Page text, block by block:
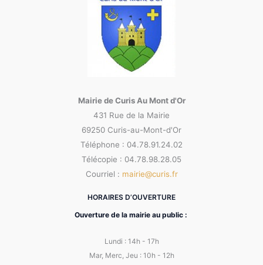
Mairie de Curis Au Mont d'Or
431 Rue de la Mairie
69250 Curis-au-Mont-d'Or
Téléphone : 04.78.91.24.02
Télécopie : 04.78.98.28.05
Courriel : mairie@curis.fr
HORAIRES D’OUVERTURE
Ouverture de la mairie au public :
Lundi : 14h - 17h
Mar, Merc, Jeu : 10h - 12h